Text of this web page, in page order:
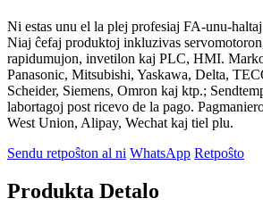
Ni estas unu el la plej profesiaj FA-unu-
Niaj ĉefaj produktoj inkluzivas
rapidumujon, invetilon kaj PLC, HMI.
Panasonic, Mitsubishi, Yaskawa, Delta,
Scheider, Siemens, Omron kaj ktp.;
labortagoj post ricevo de la pago.
West Union, Alipay, Wechat kaj tiel plu.
Sendu retpoŝton al ni WhatsApp Retpoŝto
Produkta Detalo